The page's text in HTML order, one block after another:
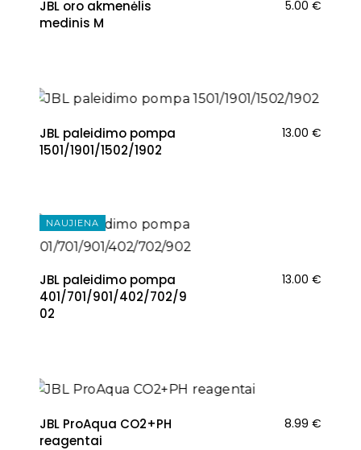
JBL oro akmenėlis
medinis M
5.00 €
JBL paleidimo pompa
1501/1901/1502/1902
13.00 €
NAUJIENA
JBL paleidimo pompa
401/701/901/402/702/9
02
13.00 €
JBL ProAqua CO2+PH
reagentai
8.99 €